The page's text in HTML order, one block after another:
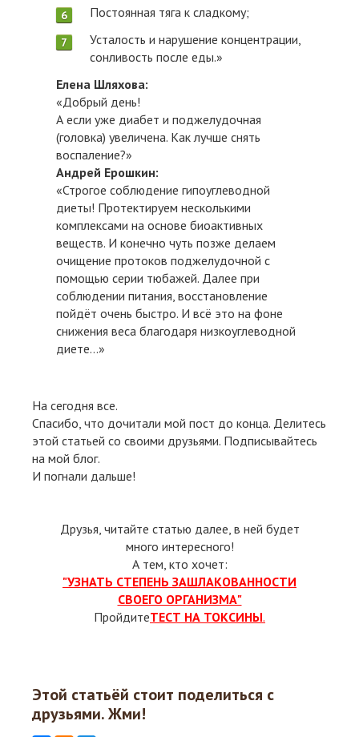
Постоянная тяга к сладкому;
Усталость и нарушение концентрации,
сонливость после еды.»
Елена Шляхова:
«Добрый день!
А если уже диабет и поджелудочная
(головка) увеличена. Как лучше снять
воспаление?»
Андрей Ерошкин:
«Строгое соблюдение гипоуглеводной
диеты! Протектируем несколькими
комплексами на основе биоактивных
веществ. И конечно чуть позже делаем
очищение протоков поджелудочной с
помощью серии тюбажей. Далее при
соблюдении питания, восстановление
пойдёт очень быстро. И всё это на фоне
снижения веса благодаря низкоуглеводной
диете...»
На сегодня все.
Спасибо, что дочитали мой пост до конца. Делитесь
этой статьей со своими друзьями. Подписывайтесь
на мой блог.
И погнали дальше!
Друзья, читайте статью далее, в ней будет
много интересного!
А тем, кто хочет:
"УЗНАТЬ СТЕПЕНЬ ЗАШЛАКОВАННОСТИ
СВОЕГО ОРГАНИЗМА"
ПройдитеТЕСТ НА ТОКСИНЫ.
Этой статьёй стоит поделиться с
друзьями. Жми!